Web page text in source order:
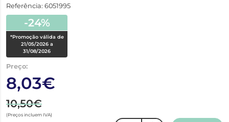
Referência: 6051995
-24%
*Promoção válida de
21/05/2026 a
31/08/2026
Preço:
8,03€
10,50€
(Preços incluem IVA)